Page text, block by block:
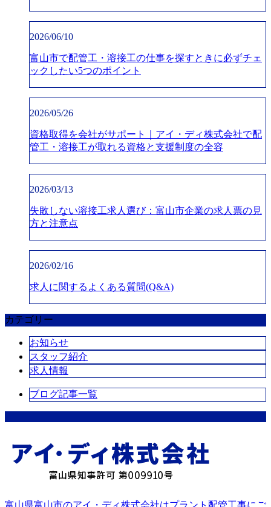
2026/06/10
富山市で配管工・溶接工の仕事を探すときに必ずチェ
ックしたい5つのポイント
2026/05/26
資格取得を会社がサポート｜アイ・ディ株式会社で配
管工・溶接工が取れる資格と支援制度の全容
2026/03/13
失敗しない溶接工求人選び：富山市企業の求人票の見
方と注意点
2026/02/16
求人に関するよくある質問(Q&A)
カテゴリー
お知らせ
スタッフ紹介
求人情報
ブログ記事一覧
富山県富山市のアイ・ディ株式会社はプラント配管工事にご